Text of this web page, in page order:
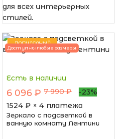
для всех интерьерных
стилей.
ПОПУЛЯРНЫЙ
Доступны любые размеры
Есть в наличии
6 096 ₽ 7 990 ₽
-23%
1524 ₽ × 4 платежа
Зеркало с подсветкой в
ванную комнату Лентини